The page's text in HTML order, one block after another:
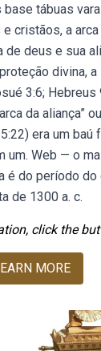
tábuas vara
cristãos, a arca
de deus e sua
divina, a
3:6; Hebreus
da aliança”
era um baú
um. Web — o
é do período
de 1300 a. c.
click the
MORE